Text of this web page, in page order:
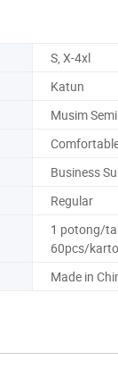
S, X-4xl
Katun
Musim
Business
Regular
1 potong/
60pcs/
Made in